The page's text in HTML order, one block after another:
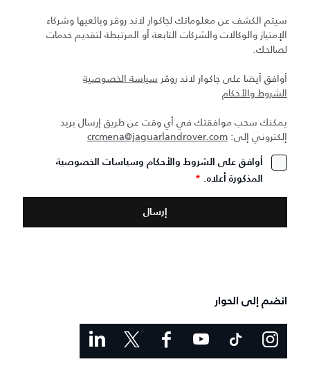
سيتم الكشف عن معلوماتك لجاكوار لاند روڤر وبائعيها وشركاء
الإمتياز والوكالات والشركات التابعة أو المرتبطة لتقديم خدمات
لصالحك.
أوافق أيضا على جاكوار لاند روڤر سياسة الخصوصية
الشروط والأحكام
يمكنك سحب موافقتك في أي وقت عن طريق إرسال بريد
إلكتروني إلى: crcmena@jaguarlandrover.com
أوافق على الشروط والأحكام وسياسات الخصوصية
المذكورة أعلاه. *
انضم إلى الحوار